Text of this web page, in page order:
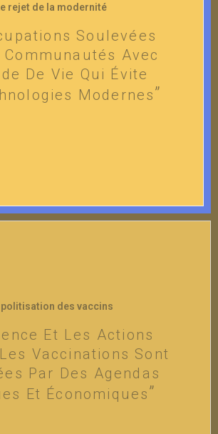
rejet de la modernité
Soulevées
Communautés Avec
De Vie Qui Évite
Modernes
politisation des vaccins
Et Les Actions
Vaccinations Sont
Par Des Agendas
Et Économiques